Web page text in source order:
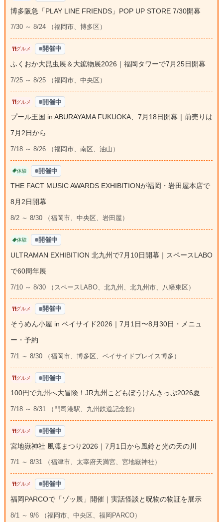
博多阪急「PLAY LINE FRIENDS」POP UP STORE 7/30開幕
7/30 ～ 8/24 （福岡市、博多区）
グルメ 開催中
ふくおか大昆虫展＆大鉱物展2026｜福岡タワーで7月25日開幕
7/25 ～ 8/25 （福岡市、中央区）
グルメ 開催中
プール王国 in ABURAYAMA FUKUOKA、7月18日開幕｜前売りは
7月2日から
7/18 ～ 8/26 （福岡市、南区、油山）
体験 開催中
THE FACT MUSIC AWARDS EXHIBITIONが福岡・岩田屋本店で
8月2日開幕
8/2 ～ 8/30 （福岡市、中央区、岩田屋）
体験 開催中
ULTRAMAN EXHIBITION 北九州で7月10日開幕｜スペースLABO
で60周年展
7/10 ～ 8/30 （スペースLABO、北九州、北九州市、八幡東区）
グルメ 開催中
そうめん小屋 in ベイサイド2026｜7月1日〜8月30日・メニュ
ー・予約
7/1 ～ 8/30 （福岡市、博多区、ベイサイドプレイス博多）
グルメ 開催中
100円で九州へ大冒険！JR九州こどもぼうけんきっぷ2026夏
7/18 ～ 8/31 （門司港駅、九州鉄道記念館）
グルメ 開催中
宮地嶽神社 風凛まつり2026｜7月1日から風鈴と光の天の川
7/1 ～ 8/31 （福津市、太宰府天満宮、宮地嶽神社）
グルメ 開催中
福岡PARCOで「ゾッ展」開催｜実話怪談と呪物の物証を展示
8/1 ～ 9/6 （福岡市、中央区、福岡PARCO）